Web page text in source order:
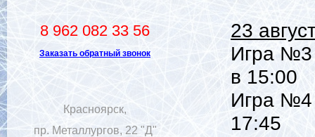
8 962 082 33 56
Заказать обратный звонок
Красноярск,
пр. Металлургов, 22 "Д"
23
Игра №3
в 15:00
Игра №4
17:45